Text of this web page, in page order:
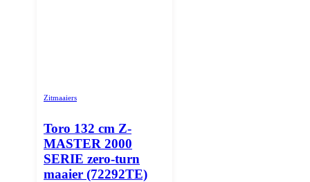
Zitmaaiers
Toro 132 cm Z-
MASTER 2000
SERIE zero-turn
maaier (72292TE)